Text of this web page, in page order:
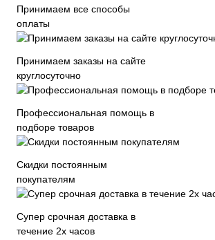
Принимаем все способы
оплаты
Принимаем заказы на сайте
круглосуточно
Профессиональная помощь в
подборе товаров
Скидки постоянным
покупателям
Супер срочная доставка в
течение 2х часов